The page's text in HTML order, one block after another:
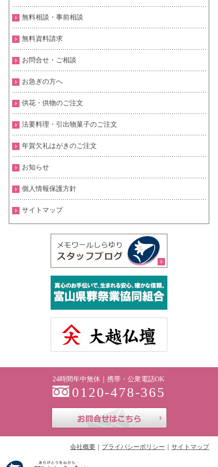
無料相談・事前相談
無料資料請求
お問合せ・ご相談
お急ぎの方へ
供花・供物のご注文
法要料理・引出物菓子のご注文
年賀欠礼はがきのご注文
お知らせ
個人情報保護方針
サイトマップ
24時間年中無休｜携帯・公衆電話OK
0120-478-365
会社概要 プライバシーポリシー サイトマップ